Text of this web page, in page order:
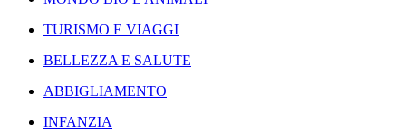
TURISMO E VIAGGI
BELLEZZA E SALUTE
ABBIGLIAMENTO
INFANZIA